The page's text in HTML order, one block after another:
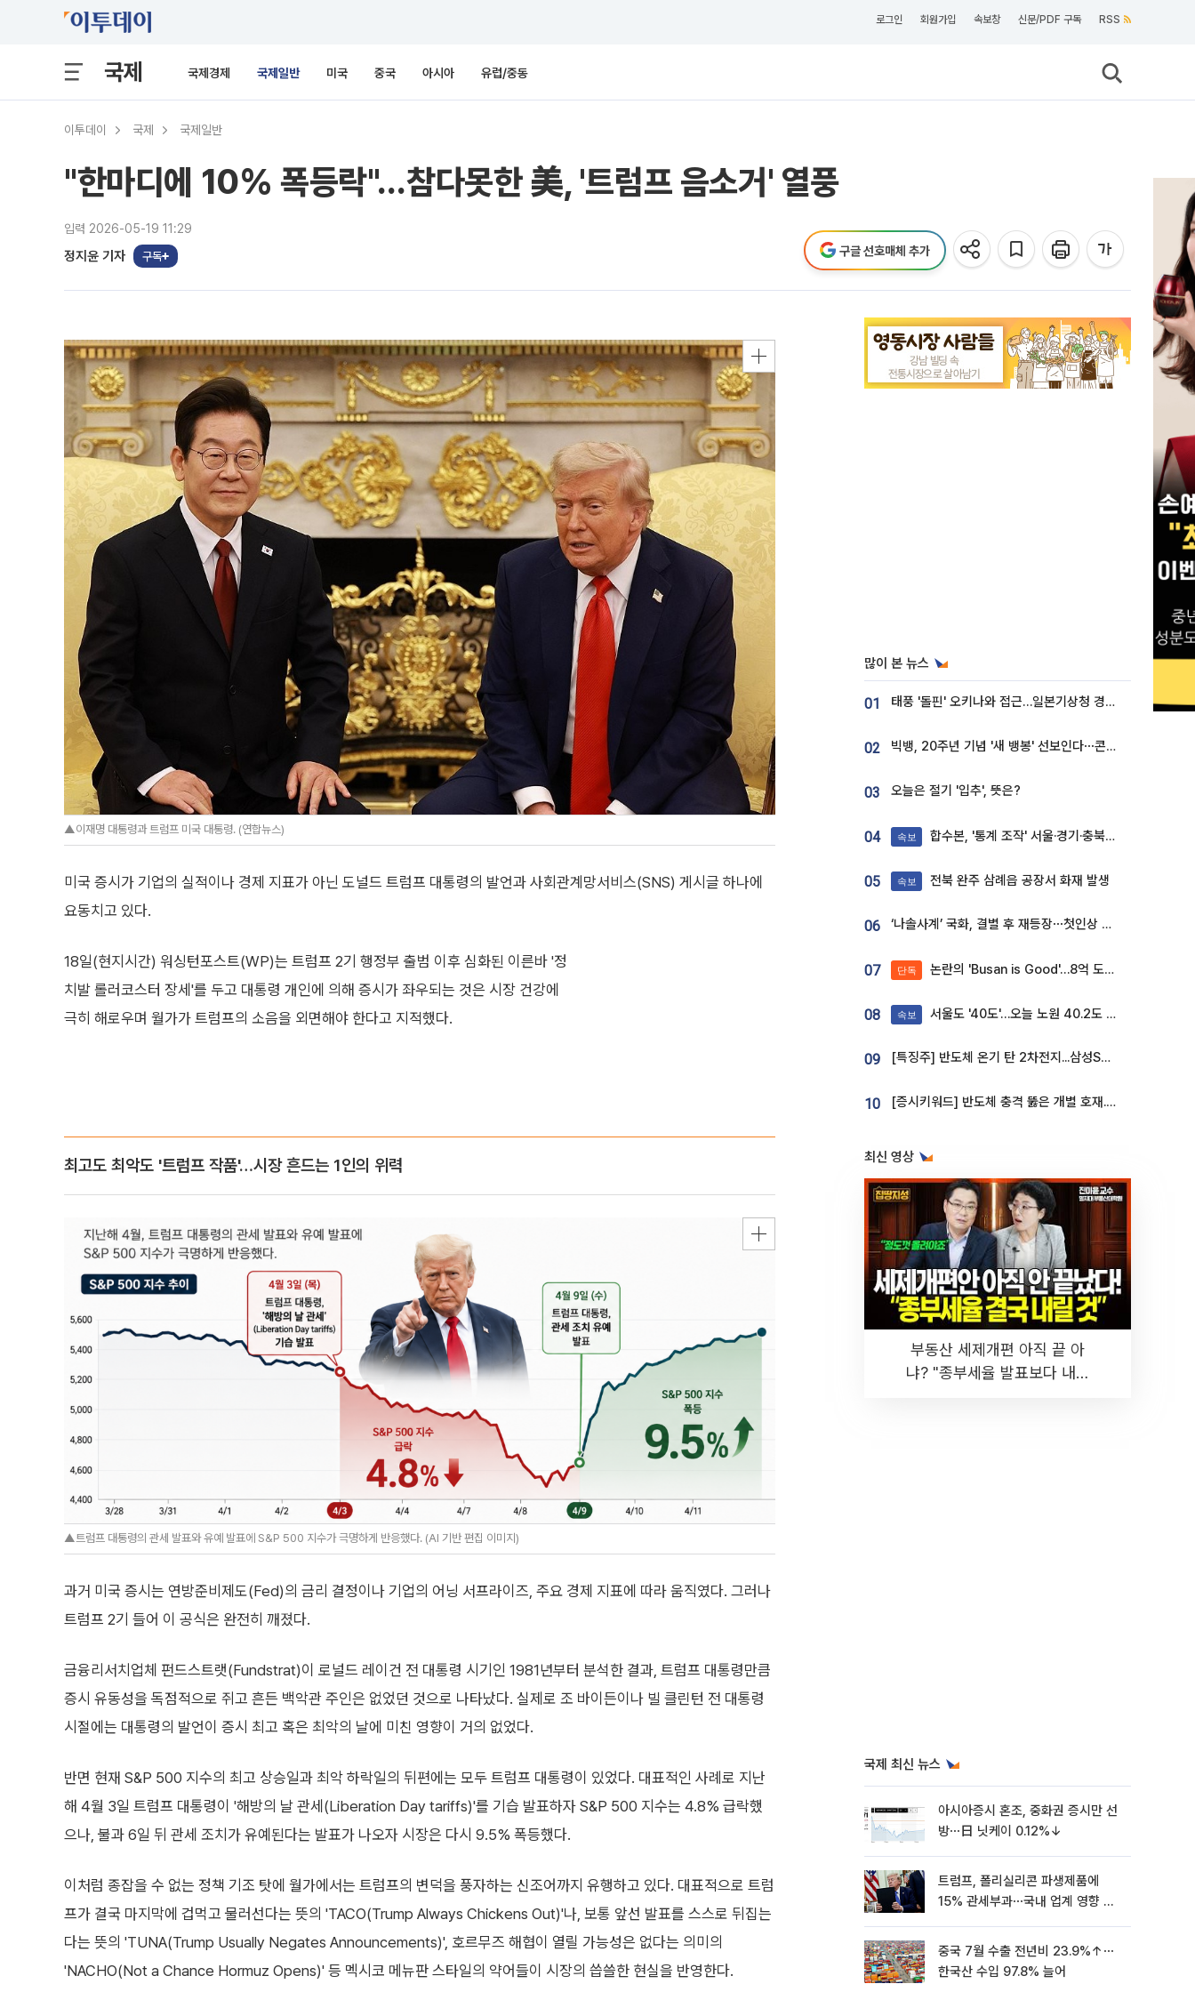
로그인 회원가입 속보창 신문/PDF 구독 RSS
국제 국제경제 국제일반 미국 중국 아시아 유럽/중동
이투데이 국제 국제일반
"한마디에 10% 폭등락"…참다못한 美, '트럼프 음소거' 열풍
입력 2026-05-19 11:29
정지윤 기자 구독 구글 선호매체 추가
▲이재명 대통령과 트럼프 미국 대통령. (연합뉴스)
미국 증시가 기업의 실적이나 경제 지표가 아닌 도널드 트럼프 대통령의 발언과 사회관계망서비스(SNS) 게시글 하나에
요동치고 있다.
18일(현지시간) 워싱턴포스트(WP)는 트럼프 2기 행정부 출범 이후 심화된 이른바 '정
치발 롤러코스터 장세'를 두고 대통령 개인에 의해 증시가 좌우되는 것은 시장 건강에
극히 해로우며 월가가 트럼프의 소음을 외면해야 한다고 지적했다.
최고도 최악도 '트럼프 작품'…시장 흔드는 1인의 위력
▲트럼프 대통령의 관세 발표와 유예 발표에 S&P 500 지수가 극명하게 반응했다. (AI 기반 편집 이미지)
과거 미국 증시는 연방준비제도(Fed)의 금리 결정이나 기업의 어닝 서프라이즈, 주요 경제 지표에 따라 움직였다. 그러나
트럼프 2기 들어 이 공식은 완전히 깨졌다.
금융리서치업체 펀드스트랫(Fundstrat)이 로널드 레이건 전 대통령 시기인 1981년부터 분석한 결과, 트럼프 대통령만큼
증시 유동성을 독점적으로 쥐고 흔든 백악관 주인은 없었던 것으로 나타났다. 실제로 조 바이든이나 빌 클린턴 전 대통령
시절에는 대통령의 발언이 증시 최고 혹은 최악의 날에 미친 영향이 거의 없었다.
반면 현재 S&P 500 지수의 최고 상승일과 최악 하락일의 뒤편에는 모두 트럼프 대통령이 있었다. 대표적인 사례로 지난
해 4월 3일 트럼프 대통령이 '해방의 날 관세(Liberation Day tariffs)'를 기습 발표하자 S&P 500 지수는 4.8% 급락했
으나, 불과 6일 뒤 관세 조치가 유예된다는 발표가 나오자 시장은 다시 9.5% 폭등했다.
이처럼 종잡을 수 없는 정책 기조 탓에 월가에서는 트럼프의 변덕을 풍자하는 신조어까지 유행하고 있다. 대표적으로 트럼
프가 결국 마지막에 겁먹고 물러선다는 뜻의 'TACO(Trump Always Chickens Out)'나, 보통 앞선 발표를 스스로 뒤집는
다는 뜻의 'TUNA(Trump Usually Negates Announcements)', 호르무즈 해협이 열릴 가능성은 없다는 의미의
'NACHO(Not a Chance Hormuz Opens)' 등 멕시코 메뉴판 스타일의 약어들이 시장의 씁쓸한 현실을 반영한다.
많이 본 뉴스
01 태풍 '돌핀' 오키나와 접근…일본기상청 경로 업데이트
02 빅뱅, 20주년 기념 '새 뱅봉' 선보인다⋯콘서트 앞두고 팝업 개최
03 오늘은 절기 '입추', 뜻은?
04 속보 합수본, '통계 조작' 서울·경기·충북 선관위 등 추가 압수수색
05 속보 전북 완주 삼례읍 공장서 화재 발생
06 ‘나솔사계’ 국화, 결별 후 재등장⋯첫인상 투표 휩쓸고 ‘인기녀’ 등극
07 단독 논란의 'Busan is Good'…8억 도시브랜드, 용산 대통령실 CI 업체가 수행
08 속보 서울도 '40도'…오늘 노원 40.2도 기록
09 [특징주] 반도체 온기 탄 2차전지...삼성SDI, 장 초반 7% 넘게 껑충
10 [증시키워드] 반도체 충격 뚫은 개별 호재...포스코퓨처엠·에코프로·한화솔루션 '눈길'
최신 영상
부동산 세제개편 아직 끝 아
냐? "종부세율 발표보다 내릴
국제 최신 뉴스
아시아증시 혼조, 중화권 증시만 선
방⋯日 닛케이 0.12%↓
트럼프, 폴리실리콘 파생제품에
15% 관세부과⋯국내 업계 영향 촉
중국 7월 수출 전년비 23.9%↑⋯
한국산 수입 97.8% 늘어